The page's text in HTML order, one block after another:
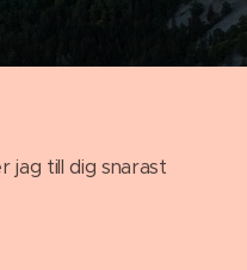
jag till dig snarast